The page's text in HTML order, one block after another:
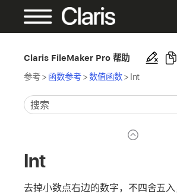
Claris FileMaker Pro 帮助
参考> 函数参考>数值函数 > Int
Int
去掉小数点右边的数字，不四舍五